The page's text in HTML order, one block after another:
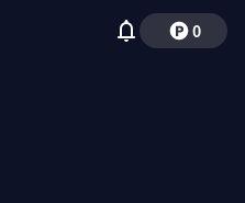
0